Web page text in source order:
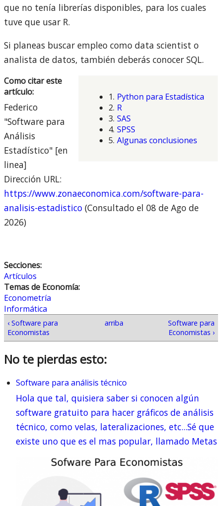
que no tenía librerías disponibles, para los cuales
tuve que usar R.
Si planeas buscar empleo como data scientist o
analista de datos, también deberás conocer SQL.
1. Python para Estadística
2. R
3. SAS
4. SPSS
5. Algunas conclusiones
Como citar este
artículo:
Federico
"Software para
Análisis
Estadístico" [en
linea]
Dirección URL:
https://www.zonaeconomica.com/software-para-
analisis-estadistico (Consultado el 08 de Ago de
2026)
Secciones:
Artículos
Temas de Economía:
Econometría
Informática
‹ Software para
Economistas
arriba
Software para
Economistas ›
No te pierdas esto:
Software para análisis técnico
Hola que tal, quisiera saber si conocen algún
software gratuito para hacer gráficos de análisis
técnico, como velas, lateralizaciones, etc...Sé que
existe uno que es el mas popular, llamado Metas